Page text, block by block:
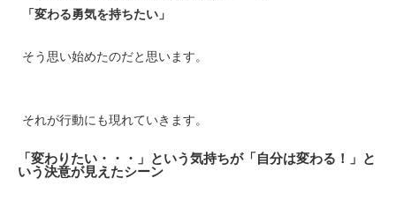
「変わる勇気を持ちたい」
そう思い始めたのだと思います。
それが行動にも現れていきます。
「変わりたい・・・」という気持ちが「自分は変わる！」と
いう決意が見えたシーン